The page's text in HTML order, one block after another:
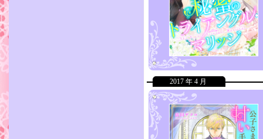
2017 年 4 月